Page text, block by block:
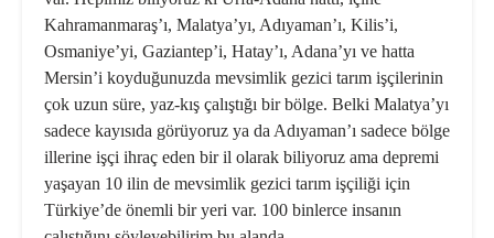
Kahramanmaraş’ı, Malatya’yı, Adıyaman’ı, Kilis’i,
Osmaniye’yi, Gaziantep’i, Hatay’ı, Adana’yı ve hatta
Mersin’i koyduğunuzda mevsimlik gezici tarım işçilerinin
çok uzun süre, yaz-kış çalıştığı bir bölge. Belki Malatya’yı
sadece kayısıda görüyoruz ya da Adıyaman’ı sadece bölge
illerine işçi ihraç eden bir il olarak biliyoruz ama depremi
yaşayan 10 ilin de mevsimlik gezici tarım işçiliği için
Türkiye’de önemli bir yeri var. 100 binlerce insanın